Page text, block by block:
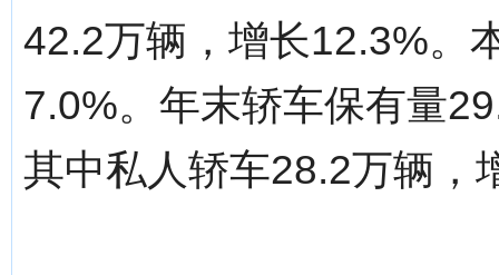
42.2万辆，增长12.3%。
7.0%。年末轿车保有量
其中私人轿车28.2万辆，